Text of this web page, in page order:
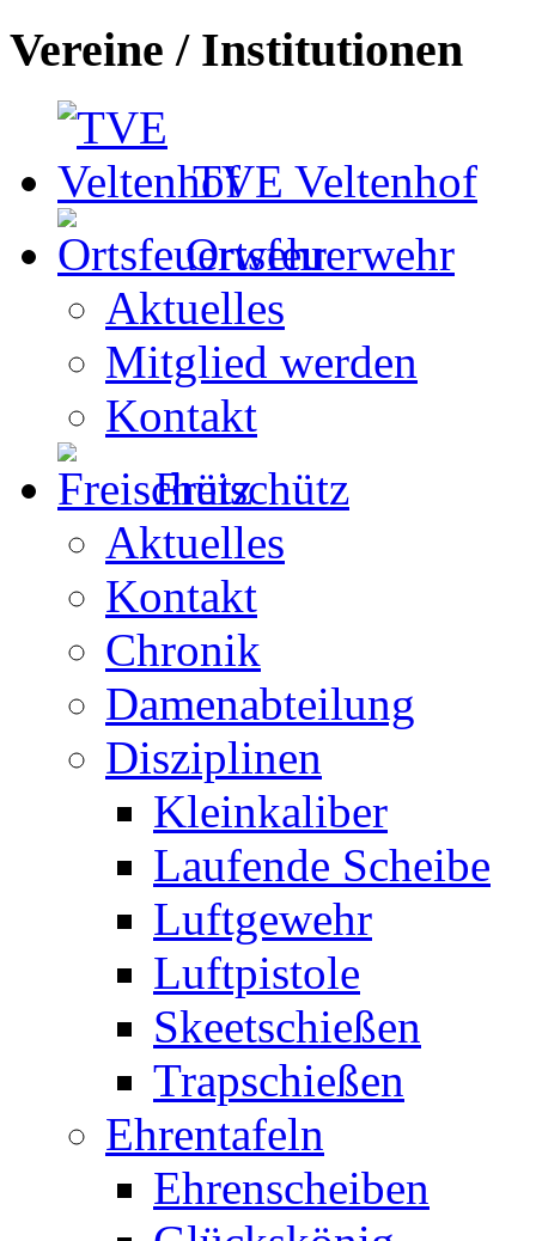
Vereine / Institutionen
TVE Veltenhof
Ortsfeuerwehr
Aktuelles
Mitglied werden
Kontakt
Freischütz
Aktuelles
Kontakt
Chronik
Damenabteilung
Disziplinen
Kleinkaliber
Laufende Scheibe
Luftgewehr
Luftpistole
Skeetschießen
Trapschießen
Ehrentafeln
Ehrenscheiben